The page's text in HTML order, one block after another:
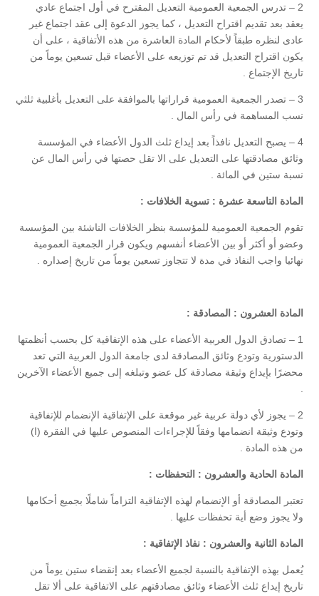
2 – تدرس الجمعية العمومية التعديل المقترح في أول اجتماع عادي
يعقد بعد تقديم اقتراح التعديل ، كما يجوز الدعوة إلى عقد اجتماع غير
عادى لنظره طبقاً لأحكام المادة العاشرة من هذه الأتفاقية ، على أن
يكون اقتراح التعديل قد تم توزيعه على الأعضاء قبل تسعين يوماً من
تاريخ الإجتماع .
3 – تصدر الجمعية العمومية قراراتها بالموافقة على التعديل بأغلبية ثلثي
نسب المساهمة في رأس المال .
4 – يصبح التعديل نافذاً بعد إيداع ثلث الدول الأعضاء في المؤسسة
وثائق مصادقتها على التعديل على الا تقل حصتها في رأس المال عن
نسبة ستين في المائة .
المادة التاسعة عشرة : تسوية الخلافات :
تقوم الجمعية العمومية للمؤسسة بنظر الخلافات الناشئة بين المؤسسة
وعضو أو أكثر أو بين الأعضاء أنفسهم ويكون قرار الجمعية العمومية
نهائيا واجب النفاذ في مدة لا تتجاوز تسعين يوماً من تاريخ إصداره .
المادة العشرون : المصادقة :
1 – تصادق الدول العربية الأعضاء على هذه الإتفاقية كل بحسب أنظمتها
الدستورية وتودع وثائق المصادقة لدى جامعة الدول العربية التي تعد
محضرًا بإيداع وثيقة مصادقة كل عضو وتبلغه إلى جميع الأعضاء الآخرين
2 – يجوز لأي دولة عربية غير موقعة على الإتفاقية الإنضمام للإتفاقية
وتودع وثيقة انضمامها وفقاً للإجراءات المنصوص عليها في الفقرة (ا)
من هذه المادة .
المادة الحادية والعشرون : التحفظات :
تعتبر المصادقة أو الإنضمام لهذه الإتفاقية التزاماً شاملًا بجميع أحكامها
ولا يجوز وضع أية تحفظات عليها .
المادة الثانية والعشرون : نفاذ الإتفاقية :
يُعمل بهذه الإتفاقية بالنسبة لجميع الأعضاء بعد إنقضاء ستين يوماً من
تاريخ إيداع ثلث الأعضاء وثائق مصادقتهم على الاتفاقية على ألا تقل